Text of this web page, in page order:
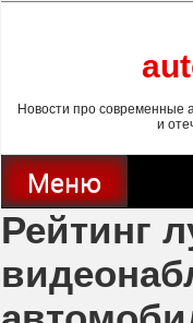
Новости про современные
и
Меню
Рейтинг